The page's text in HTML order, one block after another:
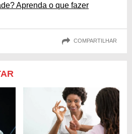
Aprenda o que fazer
COMPARTILHAR